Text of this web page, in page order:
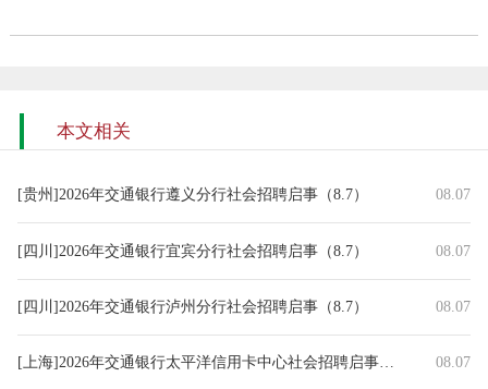
本文相关
[贵州]2026年交通银行遵义分行社会招聘启事（8.7） 08.07
[四川]2026年交通银行宜宾分行社会招聘启事（8.7） 08.07
[四川]2026年交通银行泸州分行社会招聘启事（8.7） 08.07
[上海]2026年交通银行太平洋信用卡中心社会招聘启事（8.7） 08.07